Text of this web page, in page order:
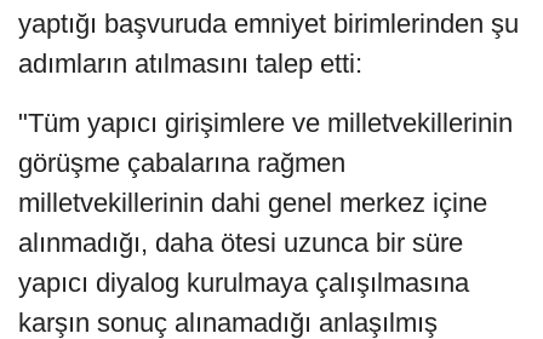
yaptığı başvuruda emniyet birimlerinden şu
adımların atılmasını talep etti:
"Tüm yapıcı girişimlere ve milletvekillerinin
görüşme çabalarına rağmen
milletvekillerinin dahi genel merkez içine
alınmadığı, daha ötesi uzunca bir süre
yapıcı diyalog kurulmaya çalışılmasına
karşın sonuç alınamadığı anlaşılmış